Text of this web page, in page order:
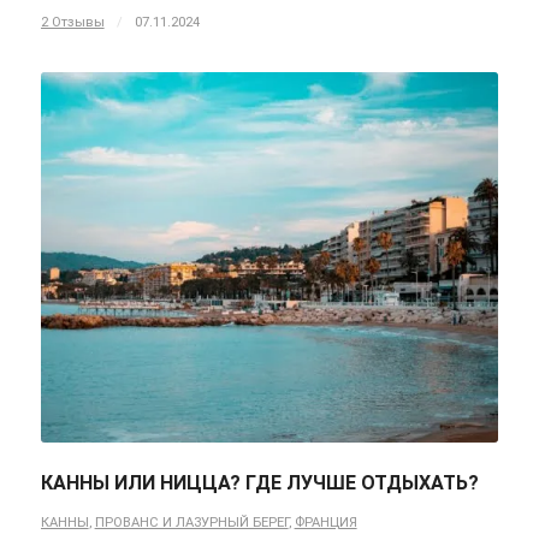
2 Отзывы / 07.11.2024
КАННЫ ИЛИ НИЦЦА? ГДЕ ЛУЧШЕ ОТДЫХАТЬ?
КАННЫ, ПРОВАНС И ЛАЗУРНЫЙ БЕРЕГ, ФРАНЦИЯ